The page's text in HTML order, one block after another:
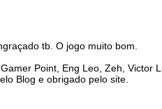
tb. O jogo muito bom.
Point, Eng Leo, Zeh, Victor
Blog e obrigado pelo site.